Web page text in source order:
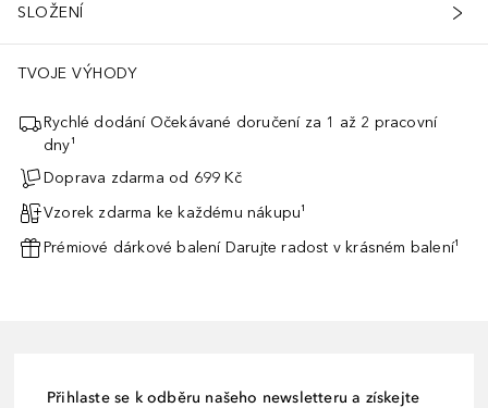
SLOŽENÍ
TVOJE VÝHODY
Rychlé dodání Očekávané doručení za 1 až 2 pracovní
dny¹
Doprava zdarma od 699 Kč
Vzorek zdarma ke každému nákupu¹
Prémiové dárkové balení Darujte radost v krásném balení¹
Přihlaste se k odběru našeho newsletteru a získejte